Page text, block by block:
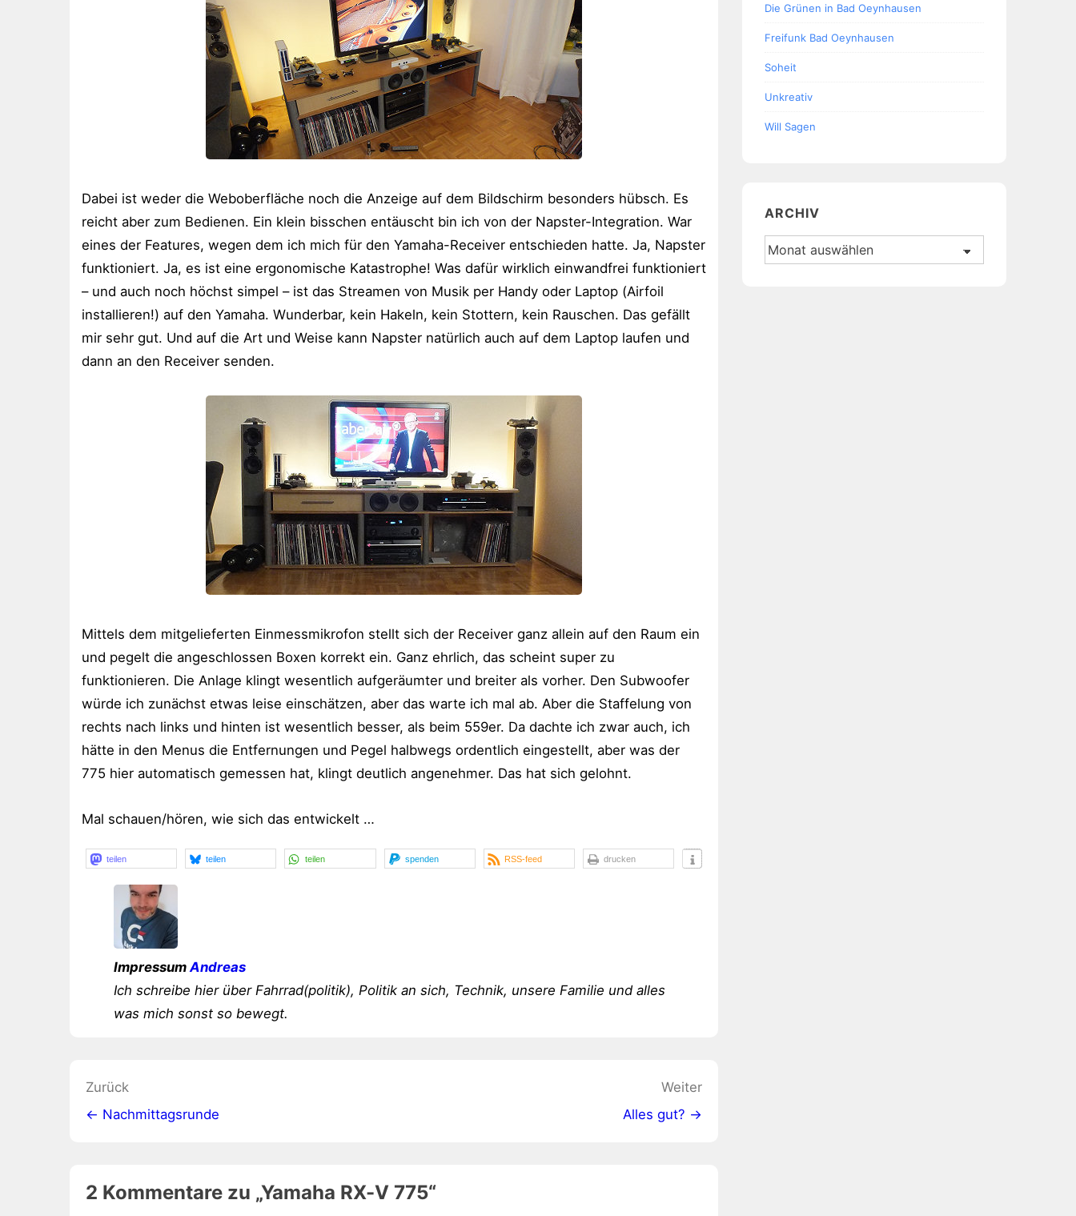
Dabei ist weder die Weboberfläche noch die Anzeige auf dem Bildschirm besonders hübsch. Es
reicht aber zum Bedienen. Ein klein bisschen entäuscht bin ich von der Napster-Integration. War
eines der Features, wegen dem ich mich für den Yamaha-Receiver entschieden hatte. Ja, Napster
funktioniert. Ja, es ist eine ergonomische Katastrophe! Was dafür wirklich einwandfrei funktioniert
– und auch noch höchst simpel – ist das Streamen von Musik per Handy oder Laptop (Airfoil
installieren!) auf den Yamaha. Wunderbar, kein Hakeln, kein Stottern, kein Rauschen. Das gefällt
mir sehr gut. Und auf die Art und Weise kann Napster natürlich auch auf dem Laptop laufen und
dann an den Receiver senden.
Mittels dem mitgelieferten Einmessmikrofon stellt sich der Receiver ganz allein auf den Raum ein
und pegelt die angeschlossen Boxen korrekt ein. Ganz ehrlich, das scheint super zu
funktionieren. Die Anlage klingt wesentlich aufgeräumter und breiter als vorher. Den Subwoofer
würde ich zunächst etwas leise einschätzen, aber das warte ich mal ab. Aber die Staffelung von
rechts nach links und hinten ist wesentlich besser, als beim 559er. Da dachte ich zwar auch, ich
hätte in den Menus die Entfernungen und Pegel halbwegs ordentlich eingestellt, aber was der
775 hier automatisch gemessen hat, klingt deutlich angenehmer. Das hat sich gelohnt.
Mal schauen/hören, wie sich das entwickelt …
teilen teilen teilen spenden RSS-feed drucken
Impressum Andreas
Ich schreibe hier über Fahrrad(politik), Politik an sich, Technik, unsere Familie und alles
was mich sonst so bewegt.
Beitragsnavigation
Zurück
← Nachmittagsrunde
Weiter
Alles gut? →
2 Kommentare zu „Yamaha RX-V 775“
Die Grünen in Bad Oeynhausen
Freifunk Bad Oeynhausen
Soheit
Unkreativ
Will Sagen
ARCHIV
Archiv